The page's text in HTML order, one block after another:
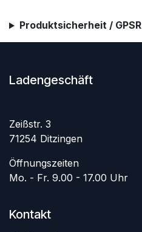
Produktsicherheit / GPSR
Ladengeschäft
Zeißstr. 3
71254 Ditzingen
Öffnungszeiten
Mo. - Fr. 9.00 - 17.00 Uhr
Kontakt